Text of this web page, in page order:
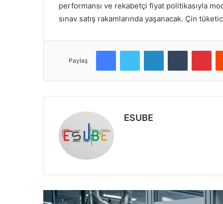
performansı ve rekabetçi fiyat politikasıyla
sınav satış rakamlarında yaşanacak. Çin tüketic
Paylaş
ESUBE
t